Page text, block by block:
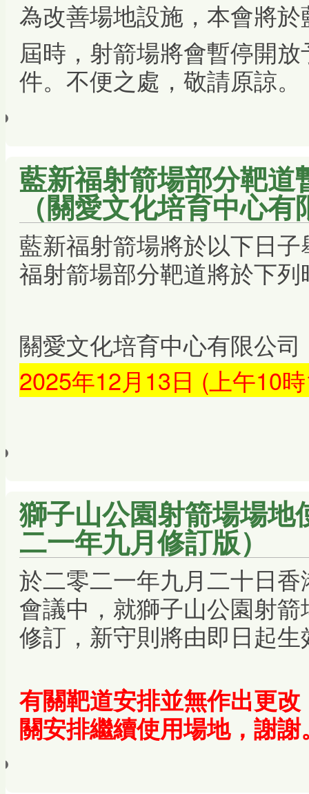
為改善場地設施，本會將
屆時，射箭場將會暫停開
件。不便之處，敬請原諒。
藍新福射箭場部分靶
（關愛文化培育中心有
藍新福射箭場將於以下日
福射箭場部分靶道將於下
關愛文化培育中心有限公司
2025年12月13日 (上午10
獅子山公園射箭場場
二一年九月修訂版）
於二零二一年九月二十日
會議中，就獅子山公園射
修訂，新守則將由即日起
有關靶道安排並無作出更
關安排繼續使用場地，謝謝